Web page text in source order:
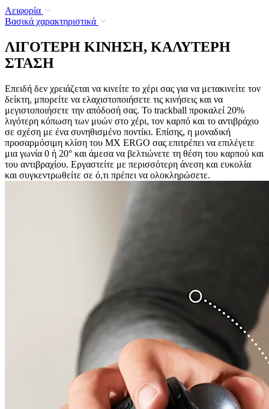
Αειφορία
Βασικά χαρακτηριστικά
ΛΙΓΟΤΕΡΗ ΚΙΝΗΣΗ, ΚΑΛΥΤΕΡΗ
ΣΤΑΣΗ
Επειδή δεν χρειάζεται να κινείτε το χέρι σας για να μετακινείτε τον
δείκτη, μπορείτε να ελαχιστοποιήσετε τις κινήσεις και να
μεγιστοποιήσετε την απόδοσή σας. Το trackball προκαλεί 20%
λιγότερη κόπωση των μυών στο χέρι, τον καρπό και το αντιβράχιο
σε σχέση με ένα συνηθισμένο ποντίκι. Επίσης, η μοναδική
προσαρμόσιμη κλίση του MX ERGO σας επιτρέπει να επιλέγετε
μια γωνία 0 ή 20° και άμεσα να βελτιώνετε τη θέση του καρπού και
του αντιβραχίου. Εργαστείτε με περισσότερη άνεση και ευκολία
και συγκεντρωθείτε σε ό,τι πρέπει να ολοκληρώσετε.